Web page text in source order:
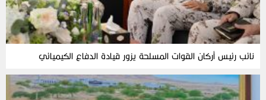
نائب رئيس أركان القوات المسلحة يزور قيادة الدفاع الكيميائي